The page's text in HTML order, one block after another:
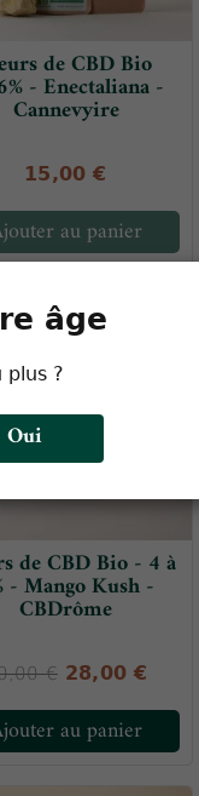
de CBD Bio
- Enectaliana -
Cannevyire
15,00 €
au panier
de CBD Bio - 4 à
- Mango Kush -
CBDrôme
€
-12,00 €
28,00 €
au panier
âge
plus ?
Oui